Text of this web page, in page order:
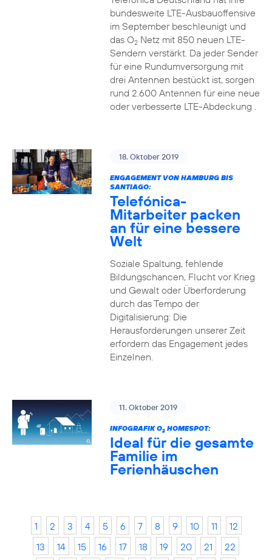
bundesweite LTE-Ausbauoffensive
im September beschleunigt und
das O2Netz mit 850 neuen LTE-
Sendern verstärkt. Da jeder Sender
für eine Rundumversorgung mit
drei Antennen bestückt ist, sorgen
rund 2.600 Antennen für eine neue
oder verbesserte LTE-Abdeckung .
18. Oktober 2019
ENGAGEMENT VON HAMBURG BIS
SANTIAGO:
Telefónica-
Mitarbeiter packen
an für eine bessere
Welt
Soziale Spaltung, fehlende
Bildungschancen, Flucht vor Krieg
und Gewalt oder Überforderung
durch das Tempo der
Digitalisierung: Die
Herausforderungen unserer Zeit
erfordern das Engagement jedes
Einzelnen.
11. Oktober 2019
INFOGRAFIK O2HOMESPOT:
Ideal für die gesamte
Familie im
Ferienhäuschen
1 2 3 4 5 6 7 8 9 10 11
12
13
14 15 16 17 18 19 20 21
22